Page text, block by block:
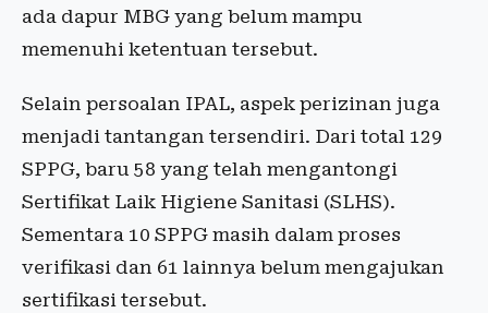
ada dapur MBG yang belum mampu
memenuhi ketentuan tersebut.
Selain persoalan IPAL, aspek perizinan juga
menjadi tantangan tersendiri. Dari total 129
SPPG, baru 58 yang telah mengantongi
Sertifikat Laik Higiene Sanitasi (SLHS).
Sementara 10 SPPG masih dalam proses
verifikasi dan 61 lainnya belum mengajukan
sertifikasi tersebut.